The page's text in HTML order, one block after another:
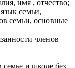
имя , отчество;
семьи,
семьи, основные
членов
и школе без